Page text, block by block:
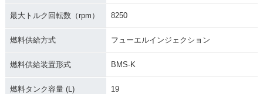
最大トルク回転数（rpm） 8250
燃料供給方式 フューエルインジェクション
燃料供給装置形式 BMS-K
燃料タンク容量 (L) 19